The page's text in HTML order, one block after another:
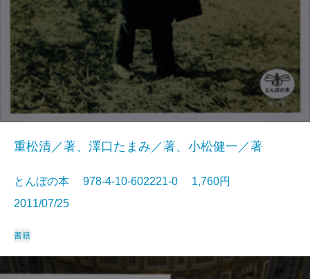
重松清／著、澤口たまみ／著、小松健一／著
とんぼの本 978-4-10-602221-0 1,760円
2011/07/25
書籍